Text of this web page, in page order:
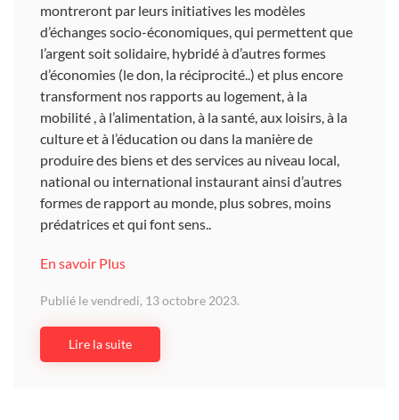
montreront par leurs initiatives les modèles
d’échanges socio-économiques, qui permettent que
l’argent soit solidaire, hybridé à d’autres formes
d’économies (le don, la réciprocité..) et plus encore
transforment nos rapports au logement, à la
mobilité , à l’alimentation, à la santé, aux loisirs, à la
culture et à l’éducation ou dans la manière de
produire des biens et des services au niveau local,
national ou international instaurant ainsi d’autres
formes de rapport au monde, plus sobres, moins
prédatrices et qui font sens..
En savoir Plus
Publié le vendredi, 13 octobre 2023.
Lire la suite